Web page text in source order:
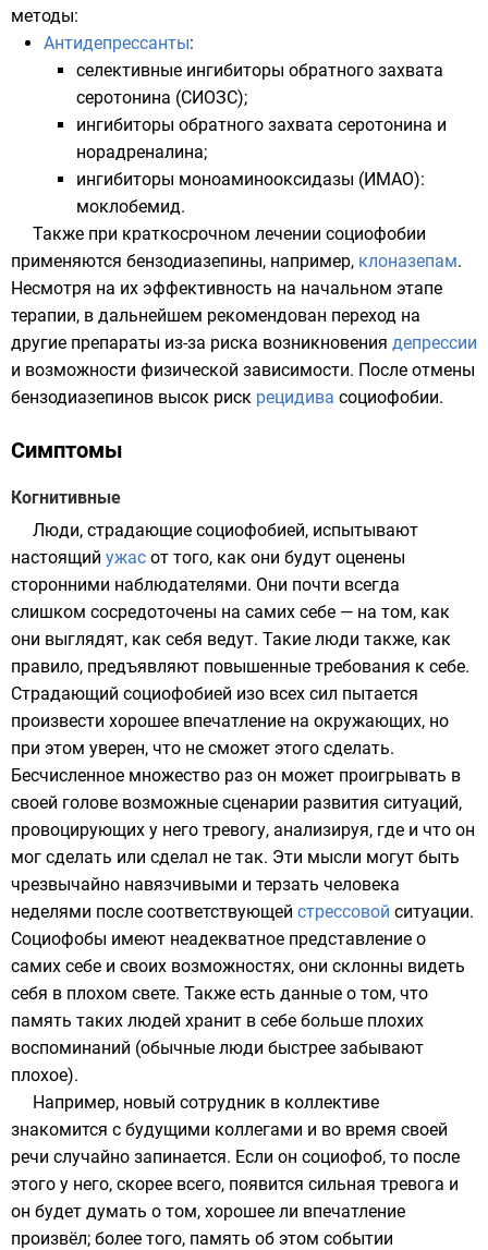
методы:
Антидепрессанты:
селективные ингибиторы обратного захвата
серотонина (СИОЗС);
ингибиторы обратного захвата серотонина и
норадреналина;
ингибиторы моноаминооксидазы (ИМАО):
моклобемид.
Также при краткосрочном лечении социофобии
применяются бензодиазепины, например, клоназепам.
Несмотря на их эффективность на начальном этапе
терапии, в дальнейшем рекомендован переход на
другие препараты из-за риска возникновения депрессии
и возможности физической зависимости. После отмены
бензодиазепинов высок риск рецидива социофобии.
Симптомы
Когнитивные
Люди, страдающие социофобией, испытывают
настоящий ужас от того, как они будут оценены
сторонними наблюдателями. Они почти всегда
слишком сосредоточены на самих себе — на том, как
они выглядят, как себя ведут. Такие люди также, как
правило, предъявляют повышенные требования к себе.
Страдающий социофобией изо всех сил пытается
произвести хорошее впечатление на окружающих, но
при этом уверен, что не сможет этого сделать.
Бесчисленное множество раз он может проигрывать в
своей голове возможные сценарии развития ситуаций,
провоцирующих у него тревогу, анализируя, где и что он
мог сделать или сделал не так. Эти мысли могут быть
чрезвычайно навязчивыми и терзать человека
неделями после соответствующей стрессовой ситуации.
Социофобы имеют неадекватное представление о
самих себе и своих возможностях, они склонны видеть
себя в плохом свете. Также есть данные о том, что
память таких людей хранит в себе больше плохих
воспоминаний (обычные люди быстрее забывают
плохое).
Например, новый сотрудник в коллективе
знакомится с будущими коллегами и во время своей
речи случайно запинается. Если он социофоб, то после
этого у него, скорее всего, появится сильная тревога и
он будет думать о том, хорошее ли впечатление
произвёл; более того, память об этом событии